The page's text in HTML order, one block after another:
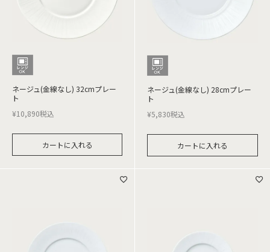
ネージュ(金線なし) 32cmプレー
ト
¥10,890税込
カートに入れる
ネージュ(金線なし) 28cmプレー
ト
¥5,830税込
カートに入れる